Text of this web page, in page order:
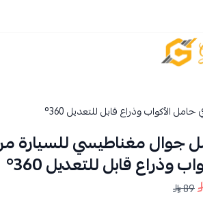
وذراع قابل للتعديل 360°
89